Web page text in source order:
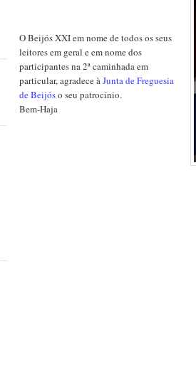
O Beijós XXI em nome de todos os seus
leitores em geral e em nome dos
participantes na 2ª caminhada em
particular, agradece àJunta de Freguesia
de Beijóso seu patrocínio.
Bem-Haja